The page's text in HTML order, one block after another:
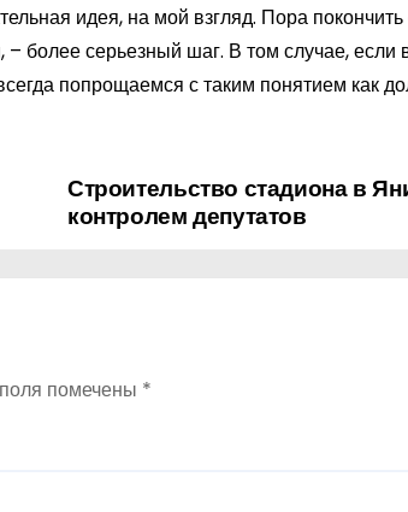
идея, на мой взгляд. Пора покончить
более серьезный шаг. В том случае, если
попрощаемся с таким понятием как
Строительство стадиона в
контролем депутатов
помечены *